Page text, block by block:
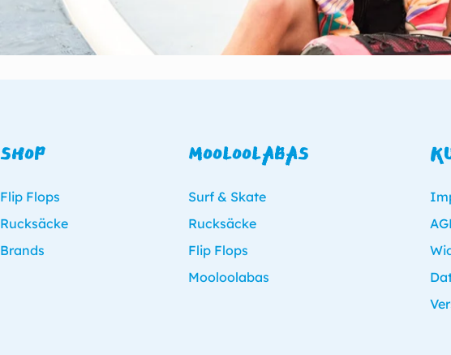
SHOP
Flip Flops
Rucksäcke
Brands
MOOLOOLABAS
Surf & Skate
Rucksäcke
Flip Flops
Mooloolabas